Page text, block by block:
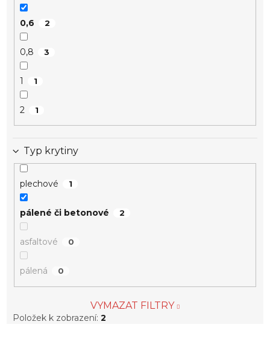
0,6 2
0,8 3
1 1
2 1
Typ krytiny
plechové 1
pálené či betonové 2
asfaltové 0
pálená 0
VYMAZAT FILTRY
Položek k zobrazení:2